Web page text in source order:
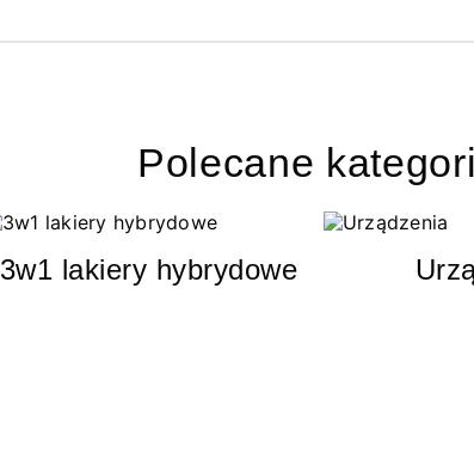
Polecane
3w1 lakiery hybrydowe